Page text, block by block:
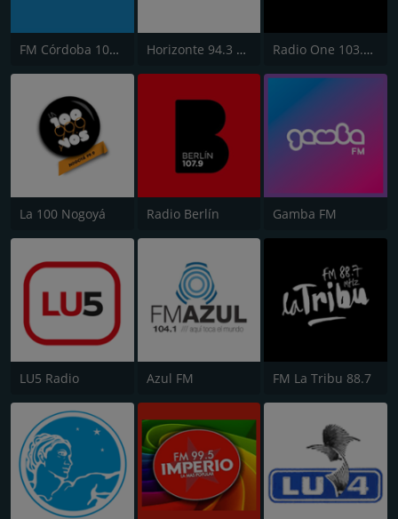
FM Córdoba 100.5 Horizonte 94.3 FM Radio One 103.7 FM
La 100 Nogoyá Radio Berlín Gamba FM
LU5 Radio Azul FM FM La Tribu 88.7